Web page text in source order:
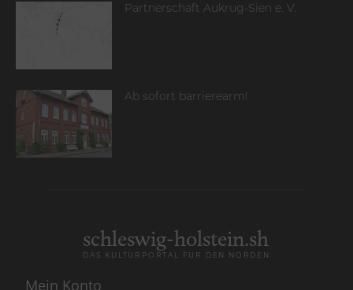
Partnerschaft Aukrug-Sien e. V.
Ab sofort barrierearm!
schleswig-holstein.sh
DAS KULTURPORTAL FÜR DEN NORDEN
Mein Konto